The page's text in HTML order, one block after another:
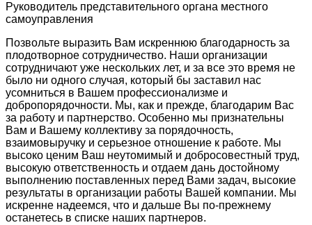
Руководитель представительного органа местного
самоуправления
Позвольте выразить Вам искреннюю благодарность за
плодотворное сотрудничество. Наши организации
сотрудничают уже нескольких лет, и за все это время не
было ни одного случая, который бы заставил нас
усомниться в Вашем профессионализме и
добропорядочности. Мы, как и прежде, благодарим Вас
за работу и партнерство. Особенно мы признательны
Вам и Вашему коллективу за порядочность,
взаимовыручку и серьезное отношение к работе. Мы
высоко ценим Ваш неутомимый и добросовестный труд,
высокую ответственность и отдаем дань достойному
выполнению поставленных перед Вами задач, высокие
результаты в организации работы Вашей компании. Мы
искренне надеемся, что и дальше Вы по-прежнему
останетесь в списке наших партнеров.